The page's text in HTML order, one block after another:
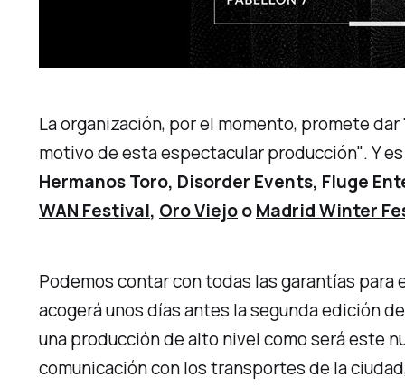
La organización, por el momento, promete dar
motivo de esta espectacular producción". Y
Hermanos Toro, Disorder Events, Fluge
WAN Festival, Oro ViejooMadrid Winter
Podemos contar con todas las garantías para
acogerá unos días antes la segunda edición de
una producción de alto nivel como será este
comunicación con los transportes de la